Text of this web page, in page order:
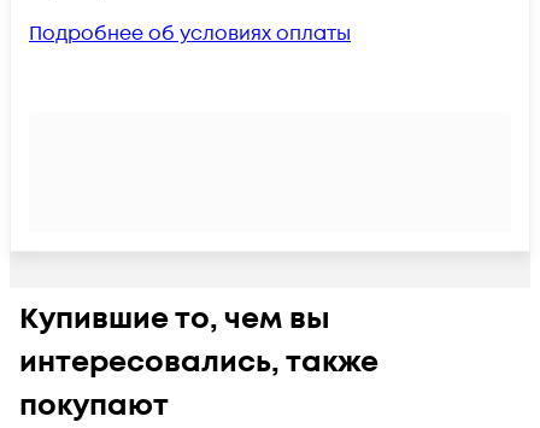
Подробнее об условиях оплаты
Купившие то, чем вы
интересовались, также
покупают